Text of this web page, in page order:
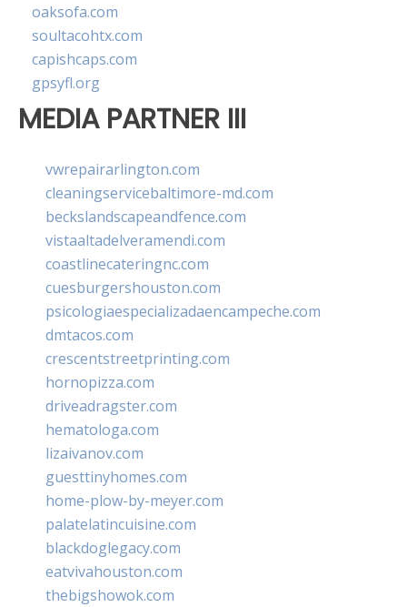
oaksofa.com
soultacohtx.com
capishcaps.com
gpsyfl.org
MEDIA PARTNER III
vwrepairarlington.com
cleaningservicebaltimore-md.com
beckslandscapeandfence.com
vistaaltadelveramendi.com
coastlinecateringnc.com
cuesburgershouston.com
psicologiaespecializadaencampeche.com
dmtacos.com
crescentstreetprinting.com
hornopizza.com
driveadragster.com
hematologa.com
lizaivanov.com
guesttinyhomes.com
home-plow-by-meyer.com
palatelatincuisine.com
blackdoglegacy.com
eatvivahouston.com
thebigshowok.com